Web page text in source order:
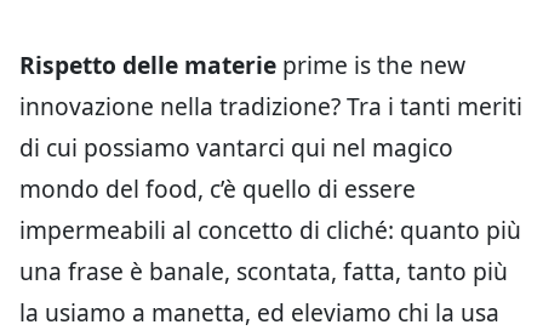
Rispetto delle materie prime is the new
innovazione nella tradizione? Tra i tanti meriti
di cui possiamo vantarci qui nel magico
mondo del food, c’è quello di essere
impermeabili al concetto di cliché: quanto più
una frase è banale, scontata, fatta, tanto più
la usiamo a manetta, ed eleviamo chi la usa